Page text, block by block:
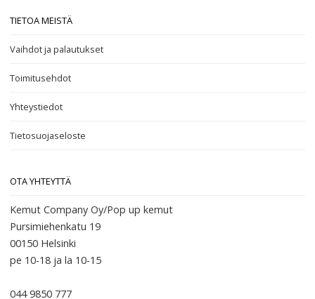
TIETOA MEISTÄ
Vaihdot ja palautukset
Toimitusehdot
Yhteystiedot
Tietosuojaseloste
OTA YHTEYTTÄ
Kemut Company Oy/Pop up kemut
Pursimiehenkatu 19
00150 Helsinki
pe 10-18 ja la 10-15
044 9850 777